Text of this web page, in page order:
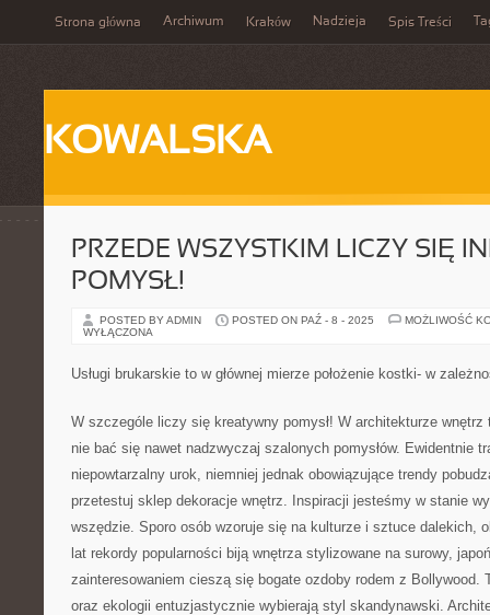
Strona główna Archiwum Kraków Nadzieja Spis Treści
KOWALSKA
PRZEDE WSZYSTKIM LICZY SIĘ
POMYSŁ!
POSTED BY ADMIN POSTED ON PAŹ - 8 - 2025
MOŻLIWOŚĆ
WYŁĄCZONA
Usługi brukarskie to w głównej mierze położenie kostki- w
W szczególe liczy się kreatywny pomysł! W architekturze wnętrz
nie bać się nawet nadzwyczaj szalonych pomysłów. Ewidentnie
niepowtarzalny urok, niemniej jednak obowiązujące trendy
przetestuj sklep dekoracje wnętrz. Inspiracji jesteśmy w stanie
wszędzie. Sporo osób wzoruje się na kulturze i sztuce dalekich,
lat rekordy popularności biją wnętrza stylizowane na surowy,
zainteresowaniem cieszą się bogate ozdoby rodem z Bollywood.
oraz ekologii entuzjastycznie wybierają styl skandynawski.